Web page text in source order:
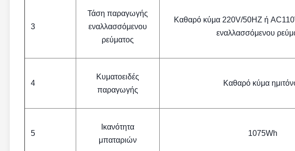
3
Τάση παραγωγής
εναλλασσόμενου
ρεύματος
Καθαρό κύμα 220V/50HZ ή
εναλλασσόμενου
4
Κυματοειδές
παραγωγής
Καθαρό κύμα
5
Ικανότητα
μπαταριών
1075Wh